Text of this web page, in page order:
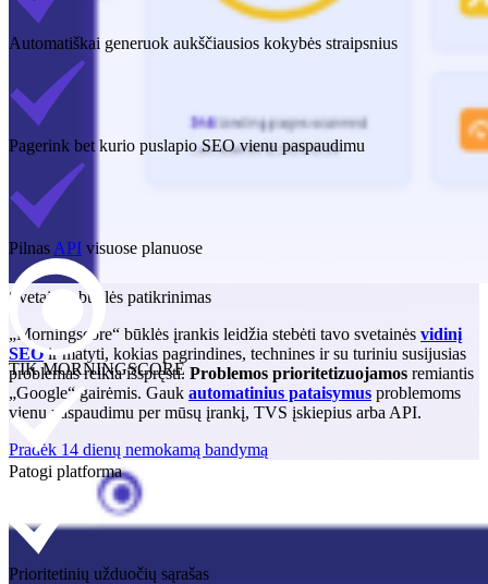
Svetainės būklės patikrinimas
„Morningscore“ būklės įrankis leidžia stebėti tavo svetainės vidinį
SEO ir matyti, kokias pagrindines, technines ir su turiniu susijusias
problemas reikia išspręsti. Problemos prioritetizuojamos remiantis
„Google“ gairėmis. Gauk automatinius pataisymus problemoms
vienu paspaudimu per mūsų įrankį, TVS įskiepius arba API.
Pradėk 14 dienų nemokamą bandymą
Automatiškai generuok aukščiausios kokybės straipsnius
Pagerink bet kurio puslapio SEO vienu paspaudimu
Pilnas API visuose planuose
TIK MORNINGSCORE
Patogi platforma
Prioritetinių užduočių sąrašas